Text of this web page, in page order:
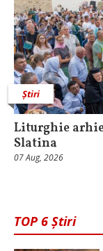
Știri
Liturghie
Slatina
07 Aug, 2026
TOP 6 Știri